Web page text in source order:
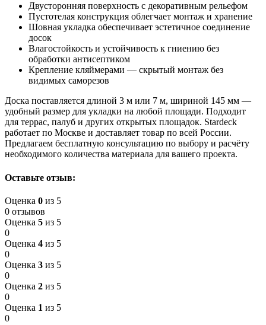
Двусторонняя поверхность с декоративным рельефом
Пустотелая конструкция облегчает монтаж и хранение
Шовная укладка обеспечивает эстетичное соединение
досок
Влагостойкость и устойчивость к гниению без
обработки антисептиком
Крепление кляймерами — скрытый монтаж без
видимых саморезов
Доска поставляется длиной 3 м или 7 м, шириной 145 мм —
удобный размер для укладки на любой площади. Подходит
для террас, палуб и других открытых площадок. Stardeck
работает по Москве и доставляет товар по всей России.
Предлагаем бесплатную консультацию по выбору и расчёту
необходимого количества материала для вашего проекта.
Оставьте отзыв:
Оценка 0 из 5
0 отзывов
Оценка 5 из 5
0
Оценка 4 из 5
0
Оценка 3 из 5
0
Оценка 2 из 5
0
Оценка 1 из 5
0